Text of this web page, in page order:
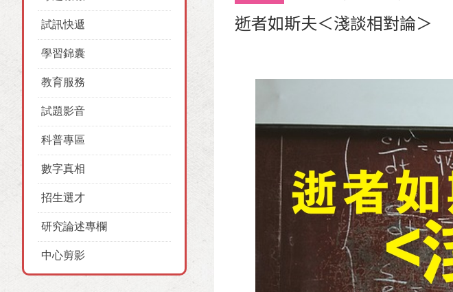
試訊快遞
學習錦囊
教育服務
試題影音
科普專區
數字真相
招生選才
研究論述專欄
中心剪影
逝者如斯夫＜淺談相對論＞